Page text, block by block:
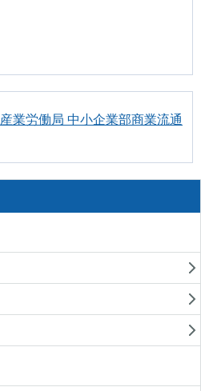
産業労働局 中小企業部商業流通